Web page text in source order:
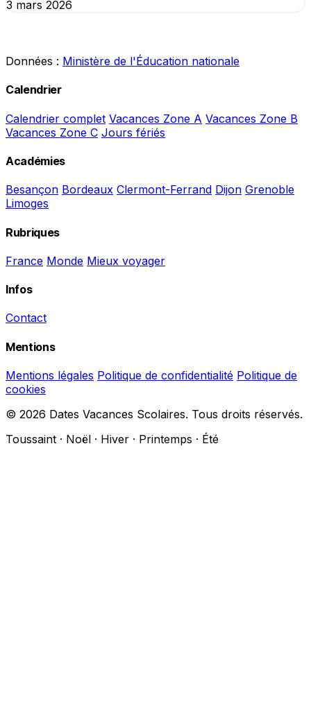
3 mars 2026
Données : Ministère de l'Éducation nationale
Calendrier
Calendrier complet Vacances Zone A Vacances Zone B
Vacances Zone C Jours fériés
Académies
Besançon Bordeaux Clermont-Ferrand Dijon Grenoble
Limoges
Rubriques
France Monde Mieux voyager
Infos
Contact
Mentions
Mentions légales Politique de confidentialité Politique de
cookies
© 2026 Dates Vacances Scolaires. Tous droits réservés.
Toussaint · Noël · Hiver · Printemps · Été